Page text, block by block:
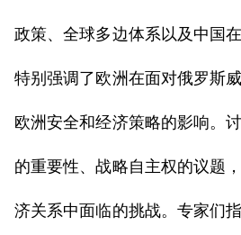
政策、全球多边体系以及中国
特别强调了欧洲在面对俄罗斯
欧洲安全和经济策略的影响。
的重要性、战略自主权的议题
济关系中面临的挑战。专家们